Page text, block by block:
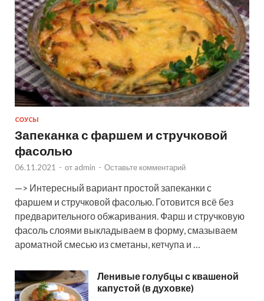
СОУСЫ
Запеканка с фаршем и стручковой
фасолью
06.11.2021 - от admin - Оставьте комментарий
—> Интересный вариант простой запеканки с
фаршем и стручковой фасолью. Готовится всё без
предварительного обжаривания. Фарш и стручковую
фасоль слоями выкладываем в форму, смазываем
ароматной смесью из сметаны, кетчупа и …
Ленивые голубцы с квашеной
капустой (в духовке)